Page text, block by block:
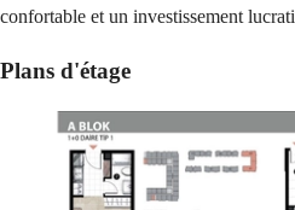
confortable et un investissement
Plans d'étage